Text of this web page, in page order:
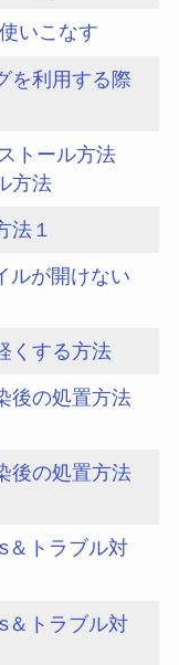
いこなす
を利用する際
トール方法
方法
法１
ルが開けない
くする方法
後の処置方法
後の処置方法
＆トラブル対
＆トラブル対